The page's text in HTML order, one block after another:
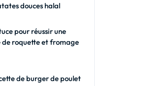
douces halal
pour réussir une
de roquette et fromage
de burger de poulet